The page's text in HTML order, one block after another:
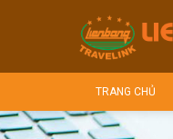
TRANG CHỦ